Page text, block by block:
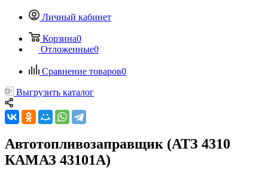
Личный кабинет
Корзина0
Отложенные0
Сравнение товаров0
Выгрузить каталог
Автотопливозаправщик (АТЗ 4310
КАМАЗ 43101А)